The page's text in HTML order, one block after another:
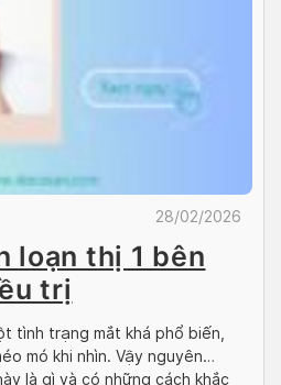
28/02/2026
loạn thị 1 bên
trị
tình trạng mắt khá phổ biến,
mó khi nhìn. Vậy nguyên
là gì và có những cách khắc